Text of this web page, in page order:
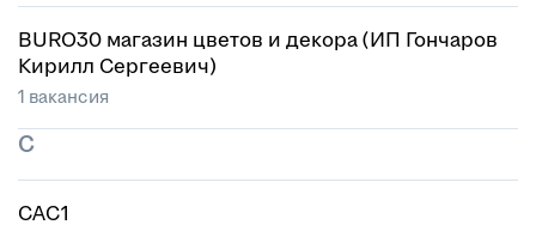
BURO30 магазин цветов и декора (ИП Гончаров
Кирилл Сергеевич)
1 вакансия
C
CAC1